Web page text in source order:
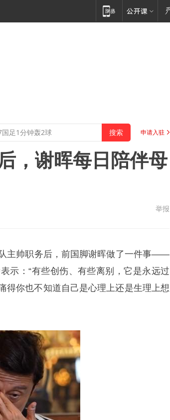
申请入驻
，谢晖每日陪伴母
举报
主帅职务后，前国脚谢晖做了一件事——
示：“有些创伤、有些离别，它是永远过
得你也不知道自己是心理上还是生理上想